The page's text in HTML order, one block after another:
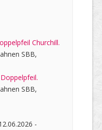
Churchill.
SBB,
SBB,
-